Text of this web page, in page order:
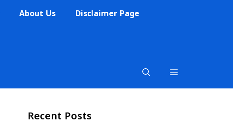
About Us Disclaimer Page
Recent Posts